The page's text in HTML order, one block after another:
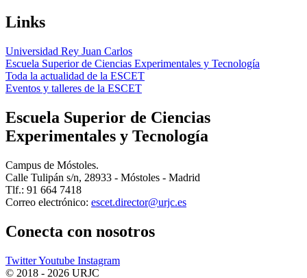
Links
Universidad Rey Juan Carlos
Escuela Superior de Ciencias Experimentales y Tecnología
Toda la actualidad de la ESCET
Eventos y talleres de la ESCET
Escuela Superior de Ciencias
Experimentales y Tecnología
Campus de Móstoles.
Calle Tulipán s/n, 28933 - Móstoles - Madrid
Tlf.: 91 664 7418
Correo electrónico:
Conecta con nosotros
TwitterYoutube Instagram
© 2018 - 2026 URJC